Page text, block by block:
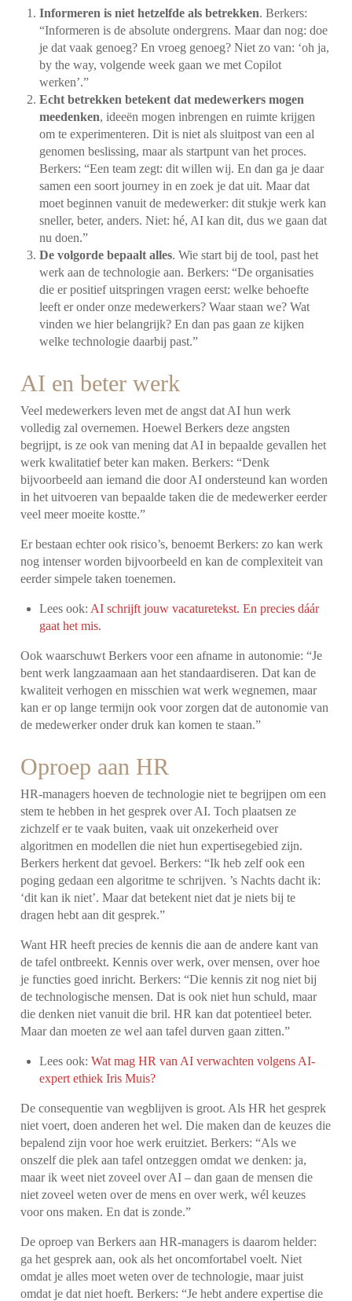
Informeren is niet hetzelfde als betrekken. Berkers:
“Informeren is de absolute ondergrens. Maar dan nog: doe
je dat vaak genoeg? En vroeg genoeg? Niet zo van: ‘oh ja,
by the way, volgende week gaan we met Copilot
werken’.”
Echt betrekken betekent dat medewerkers mogen
meedenken, ideeën mogen inbrengen en ruimte krijgen
om te experimenteren. Dit is niet als sluitpost van een al
genomen beslissing, maar als startpunt van het proces.
Berkers: “Een team zegt: dit willen wij. En dan ga je daar
samen een soort journey in en zoek je dat uit. Maar dat
moet beginnen vanuit de medewerker: dit stukje werk kan
sneller, beter, anders. Niet: hé, AI kan dit, dus we gaan dat
nu doen.”
De volgorde bepaalt alles. Wie start bij de tool, past het
werk aan de technologie aan. Berkers: “De organisaties
die er positief uitspringen vragen eerst: welke behoefte
leeft er onder onze medewerkers? Waar staan we? Wat
vinden we hier belangrijk? En dan pas gaan ze kijken
welke technologie daarbij past.”
AI en beter werk
Veel medewerkers leven met de angst dat AI hun werk
volledig zal overnemen. Hoewel Berkers deze angsten
begrijpt, is ze ook van mening dat AI in bepaalde gevallen het
werk kwalitatief beter kan maken. Berkers: “Denk
bijvoorbeeld aan iemand die door AI ondersteund kan worden
in het uitvoeren van bepaalde taken die de medewerker eerder
veel meer moeite kostte.”
Er bestaan echter ook risico’s, benoemt Berkers: zo kan werk
nog intenser worden bijvoorbeeld en kan de complexiteit van
eerder simpele taken toenemen.
Lees ook: AI schrijft jouw vacaturetekst. En precies dáár
gaat het mis.
Ook waarschuwt Berkers voor een afname in autonomie: “Je
bent werk langzaamaan aan het standaardiseren. Dat kan de
kwaliteit verhogen en misschien wat werk wegnemen, maar
kan er op lange termijn ook voor zorgen dat de autonomie van
de medewerker onder druk kan komen te staan.”
Oproep aan HR
HR-managers hoeven de technologie niet te begrijpen om een
stem te hebben in het gesprek over AI. Toch plaatsen ze
zichzelf er te vaak buiten, vaak uit onzekerheid over
algoritmen en modellen die niet hun expertisegebied zijn.
Berkers herkent dat gevoel. Berkers: “Ik heb zelf ook een
poging gedaan een algoritme te schrijven. ’s Nachts dacht ik:
‘dit kan ik niet’. Maar dat betekent niet dat je niets bij te
dragen hebt aan dit gesprek.”
Want HR heeft precies de kennis die aan de andere kant van
de tafel ontbreekt. Kennis over werk, over mensen, over hoe
je functies goed inricht. Berkers: “Die kennis zit nog niet bij
de technologische mensen. Dat is ook niet hun schuld, maar
die denken niet vanuit die bril. HR kan dat potentieel beter.
Maar dan moeten ze wel aan tafel durven gaan zitten.”
Lees ook:Wat mag HR van AI verwachten volgens AI-
expert ethiek Iris Muis?
De consequentie van wegblijven is groot. Als HR het gesprek
niet voert, doen anderen het wel. Die maken dan de keuzes die
bepalend zijn voor hoe werk eruitziet. Berkers: “Als we
onszelf die plek aan tafel ontzeggen omdat we denken: ja,
maar ik weet niet zoveel over AI – dan gaan de mensen die
niet zoveel weten over de mens en over werk, wél keuzes
voor ons maken. En dat is zonde.”
De oproep van Berkers aan HR-managers is daarom helder:
ga het gesprek aan, ook als het oncomfortabel voelt. Niet
omdat je alles moet weten over de technologie, maar juist
omdat je dat niet hoeft. Berkers: “Je hebt andere expertise die